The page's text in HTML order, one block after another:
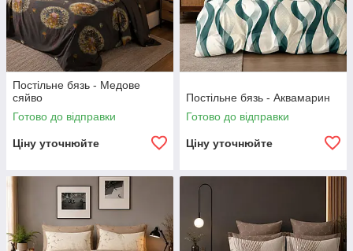
Постільне бязь - Медове
сяйво
Готово до відправки
Ціну уточнюйте
Постільне бязь - Аквамарин
Готово до відправки
Ціну уточнюйте